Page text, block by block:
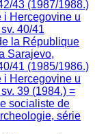
43 (1987/1988.)
i Hercegovine u
40/41
la République
Sarajevo,
41 (1985/1986.)
i Hercegovine u
39 (1984.) =
socialiste de
série